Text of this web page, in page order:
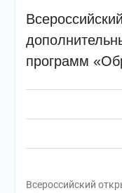
программ
Всероссийский